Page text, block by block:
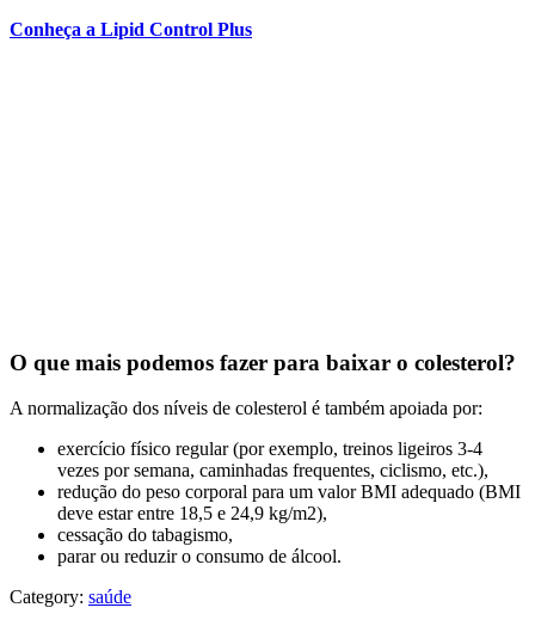
Conheça a Lipid Control Plus
O que mais podemos fazer para baixar o colesterol?
A normalização dos níveis de colesterol é também apoiada por:
exercício físico regular (por exemplo, treinos ligeiros 3-4
vezes por semana, caminhadas frequentes, ciclismo, etc.),
redução do peso corporal para um valor BMI adequado (BMI
deve estar entre 18,5 e 24,9 kg/m2),
cessação do tabagismo,
parar ou reduzir o consumo de álcool.
Category: saúde